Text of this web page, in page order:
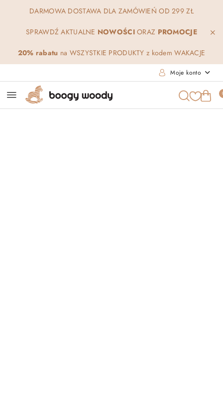
Przejdź do treści głównej
Przejdź do wyszukiwarki
Przejdź do moje konto
Przejdź do menu głównego
Przejdź do opisu produktu
Przejdź do stopki
DARMOWA DOSTAWA DLA ZAMÓWIEŃ OD 299 ZŁ
SPRAWDŹ AKTUALNE NOWOŚCIORAZ PROMOCJE
20% rabatu na WSZYSTKIE PRODUKTY z kodem WAKACJE
Moje konto